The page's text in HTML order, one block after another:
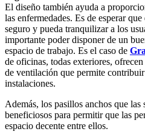
El diseño también ayuda a
las enfermedades. Es de esperar
seguro y pueda tranquilizar a los
importante poder disponer de un
espacio de trabajo. Es el caso de
de oficinas, todas exteriores,
de ventilación que permite
instalaciones.
Además, los pasillos anchos que las
beneficiosos para permitir que las
espacio decente entre ellos.